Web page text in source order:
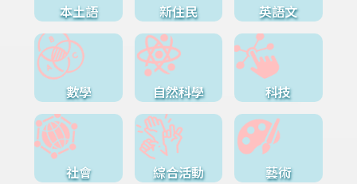
本土語 新住民 英語文
數學 自然科學 科技
社會 綜合活動 藝術